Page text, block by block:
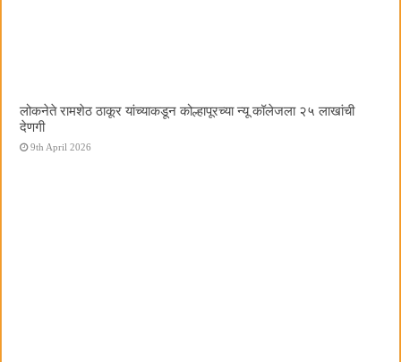
लोकनेते रामशेठ ठाकूर यांच्याकडून कोल्हापूरच्या न्यू कॉलेजला २५ लाखांची
देणगी
9th April 2026